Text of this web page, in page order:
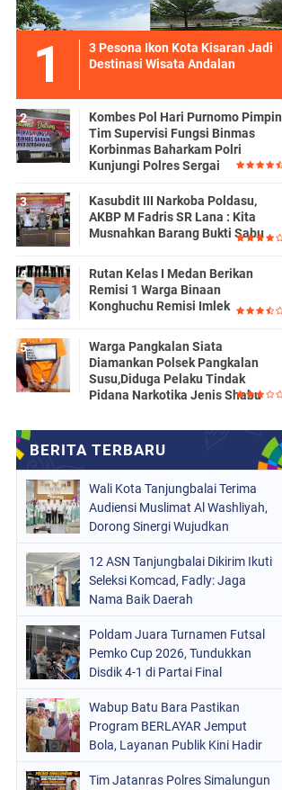
3 Pesona Ikon Kota Kisaran Jadi
Destinasi Wisata Andalan
Kombes Pol Hari Purnomo Pimpin
Tim Supervisi Fungsi Binmas
Korbinmas Baharkam Polri
Kunjungi Polres Sergai
Kasubdit III Narkoba Poldasu,
AKBP M Fadris SR Lana : Kita
Musnahkan Barang Bukti Sabu
Rutan Kelas I Medan Berikan
Remisi 1 Warga Binaan
Konghuchu Remisi Imlek
Warga Pangkalan Siata
Diamankan Polsek Pangkalan
Susu,Diduga Pelaku Tindak
Pidana Narkotika Jenis Shabu
Wali Kota Tanjungbalai Terima
Audiensi Muslimat Al Washliyah,
Dorong Sinergi Wujudkan
12 ASN Tanjungbalai Dikirim Ikuti
Seleksi Komcad, Fadly: Jaga
Nama Baik Daerah
Poldam Juara Turnamen Futsal
Pemko Cup 2026, Tundukkan
Disdik 4-1 di Partai Final
Wabup Batu Bara Pastikan
Program BERLAYAR Jemput
Bola, Layanan Publik Kini Hadir
Tim Jatanras Polres Simalungun